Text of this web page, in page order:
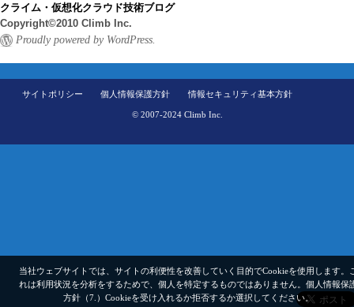
クライム・仮想化クラウド技術ブログ
Copyright©2010 Climb Inc.
Proudly powered by WordPress.
サイトポリシー 個人情報保護方針 情報セキュリティ基本方針
© 2007-2024 Climb Inc.
当社ウェブサイトでは、サイトの利便性を改善していく目的でCookieを使用します。
れは利用状況を分析をするためで、個人を特定するものではありません。 個人情報保
方針（7.） Cookieを受け入れるか拒否するか選択してください。